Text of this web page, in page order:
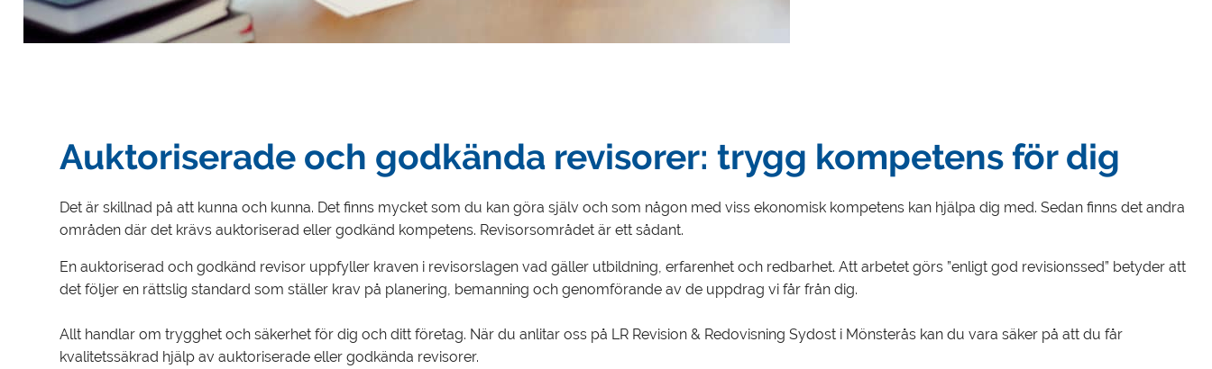
Auktoriserade och godkända revisorer: trygg kompetens för dig
Det är skillnad på att kunna och kunna. Det finns mycket som du kan göra själv och som någon med viss ekonomisk kompetens kan hjälpa dig med. Sedan finns det andra
områden där det krävs auktoriserad eller godkänd kompetens. Revisorsområdet är ett sådant.
En auktoriserad och godkänd revisor uppfyller kraven i revisorslagen vad gäller utbildning, erfarenhet och redbarhet. Att arbetet görs ”enligt god revisionssed” betyder att
det följer en rättslig standard som ställer krav på planering, bemanning och genomförande av de uppdrag vi får från dig.
Allt handlar om trygghet och säkerhet för dig och ditt företag. När du anlitar oss på LR Revision & Redovisning Sydost i Mönsterås kan du vara säker på att du får
kvalitetssäkrad hjälp av auktoriserade eller godkända revisorer.